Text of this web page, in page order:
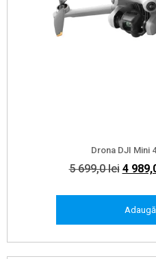
Drona DJI Mini
5 699,0lei Prețul
fost:
4